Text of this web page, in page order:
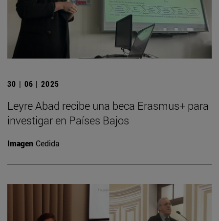
30 | 06 | 2025
Leyre Abad recibe una beca Erasmus+ para
investigar en Países Bajos
Imagen Cedida